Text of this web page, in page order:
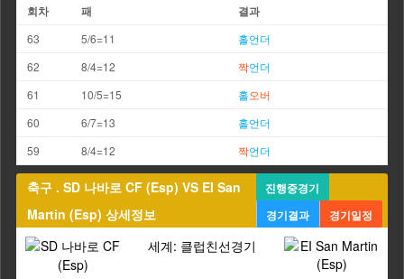
회차 패 결과
63 5/6=11 홀언더
62
8/4=12 짝언더
61
10/5=15 홀오버
60
6/7=13 홀언더
59
8/4=12 짝언더
축구 . SD 나바로 CF (Esp) VS EI San
Martin (Esp) 상세정보
진행중경기
경기결과
경기일정
세계: 클럽친선경기